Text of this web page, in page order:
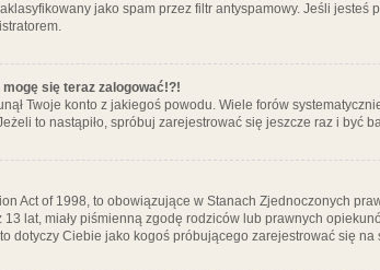
jako spam przez filtr antyspamowy. Jeśli
się teraz zalogować!?!
Twoje konto z jakiegoś powodu. Wiele forów
to nastąpiło, spróbuj zarejestrować się jeszcze raz i być
Act of 1998, to obowiązujące w Stanach Zjednoczonych
lat, miały piśmienną zgodę rodziców lub prawnych
dotyczy Ciebie jako kogoś próbującego zarejestrować się na